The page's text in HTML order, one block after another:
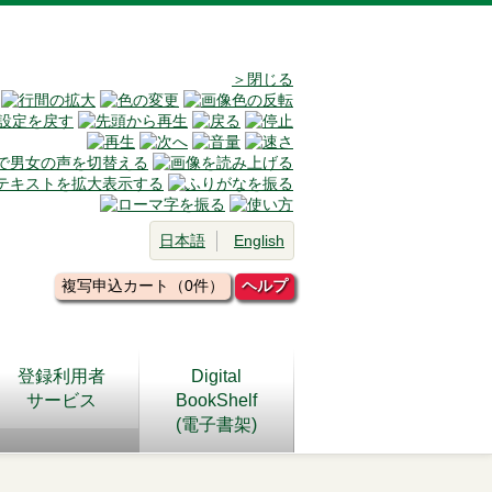
＞閉じる
日本語 English
複写申込カート（0件） ヘルプ
登録利用者
サービス
Digital
BookShelf
(電子書架)